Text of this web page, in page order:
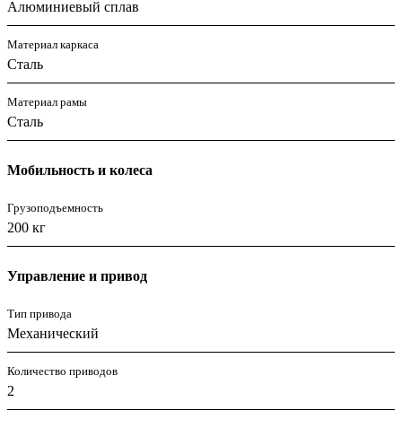
Алюминиевый сплав
Материал каркаса
Сталь
Материал рамы
Сталь
Мобильность и колеса
Грузоподъемность
200 кг
Управление и привод
Тип привода
Механический
Количество приводов
2